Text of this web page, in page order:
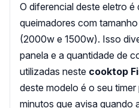
O diferencial deste eletro é
queimadores com
(2000w e 1500w). Isso
panela e a quantidade de
utilizadas neste cooktop
deste modelo é o seu
minutos que avisa quando